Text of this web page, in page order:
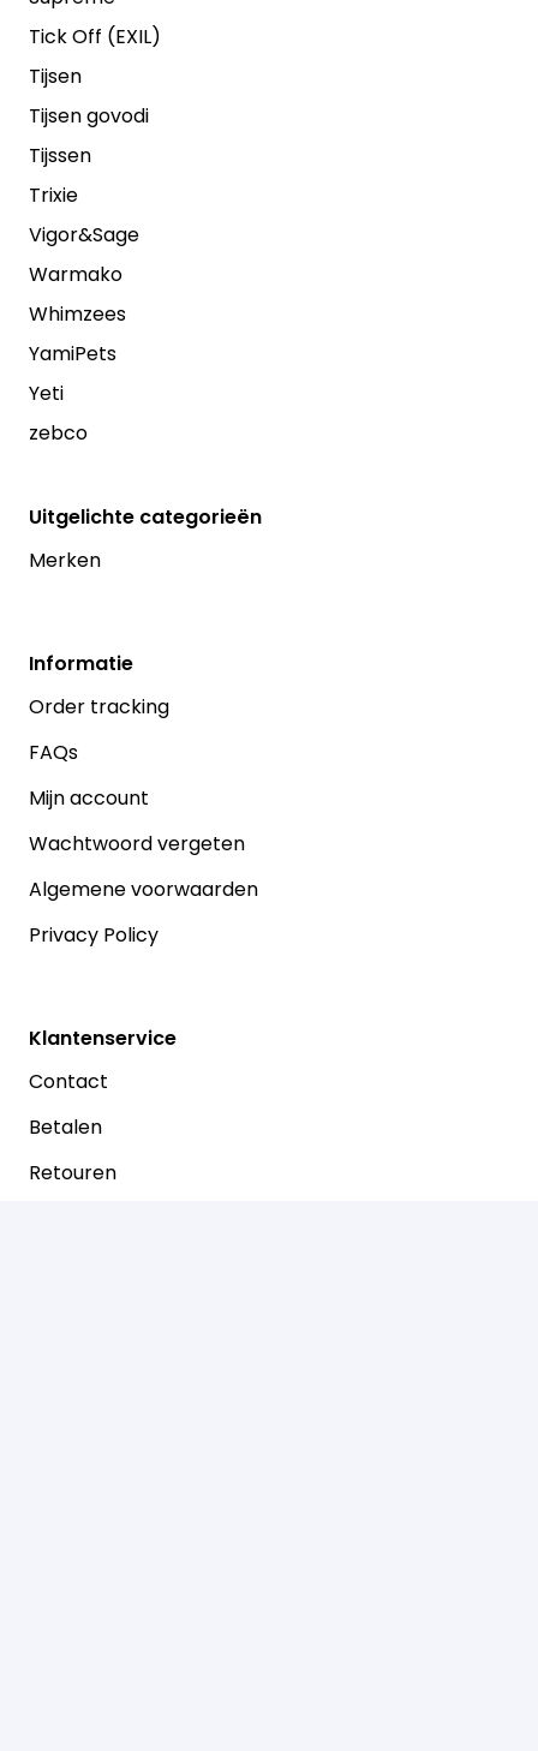
Tick Off (EXIL)
Tijsen
Tijsen govodi
Tijssen
Trixie
Vigor&Sage
Warmako
Whimzees
YamiPets
Yeti
zebco
Uitgelichte categorieën
Merken
Informatie
Order tracking
FAQs
Mijn account
Wachtwoord vergeten
Algemene voorwaarden
Privacy Policy
Klantenservice
Contact
Betalen
Retouren